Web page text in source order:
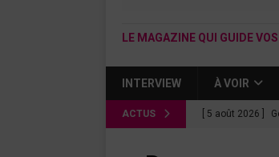
LE MAGAZINE QUI GUIDE
INTERVIEW À VOIR
ACTUS [ 5 août 2026 ]